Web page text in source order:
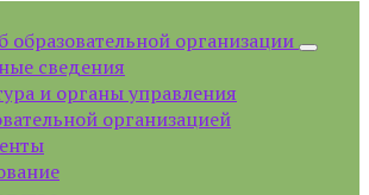
образовательной организации
сведения
и органы управления
организацией